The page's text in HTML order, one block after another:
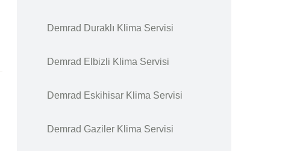
Demrad Duraklı Klima Servisi
Demrad Elbizli Klima Servisi
Demrad Eskihisar Klima Servisi
Demrad Gaziler Klima Servisi